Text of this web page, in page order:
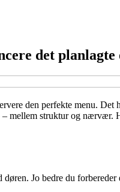
det planlagte
den perfekte menu.
mellem struktur og
Jo bedre du